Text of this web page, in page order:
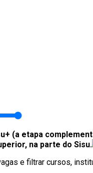
(a etapa
na parte do Sisu.
e filtrar cursos,